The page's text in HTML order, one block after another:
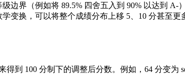
边界（例如将 89.5% 四舍五入到 90% 以达到 A-
变换，可以将整个成绩分布上移 5、10 分甚至更
到 100 分制下的调整后分数。例如，64 分变为